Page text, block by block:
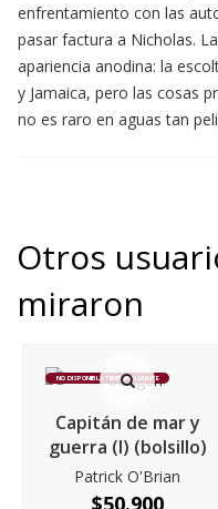
enfrentamiento con las
pasar factura a Nicholas.
apariencia anodina: la
y Jamaica, pero las cosas
no es raro en aguas tan
Otros
miraron
NO DISPONIBLE TEMPORALMENTE
Capitán de mar y
guerra (I) (bolsillo)
Patrick O'Brian
$50.900